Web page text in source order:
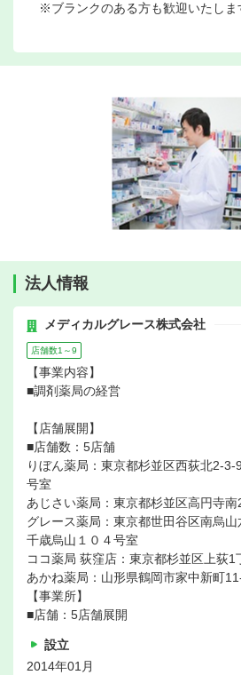
※ブランクのある方も歓迎いたしま
法人情報
メディカルグレース株式会社
店舗数1～9
【事業内容】
■調剤薬局の経営
【店舗展開】
■店舗数：5店舗
りぼん薬局：東京都杉並区西荻北2-
号室
あじさい薬局：東京都杉並区高円寺
グレース薬局：東京都世田谷区南烏
千歳烏山１０４号室
ココ薬局 荻窪店：東京都杉並区上荻
あかね薬局：山形県鶴岡市家中新町
【事業所】
■店舗：5店舗展開
設立
2014年01月